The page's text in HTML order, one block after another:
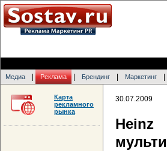
Медиа Реклама Брендинг Маркетинг
30.07.2009
Карта
рекламного
рынка